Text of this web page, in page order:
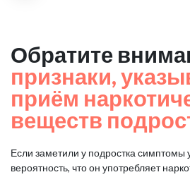
Обратите
признаки,
приём
веществ
Если заметили у подростка симптомы
вероятность, что он употребляет